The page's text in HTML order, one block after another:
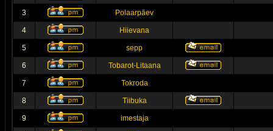
3 Polaarpäev
4 Hiievana
5 sepp
6 Tobarot-Litaana
7 Tokroda
8 Tiibuka
9 imestaja